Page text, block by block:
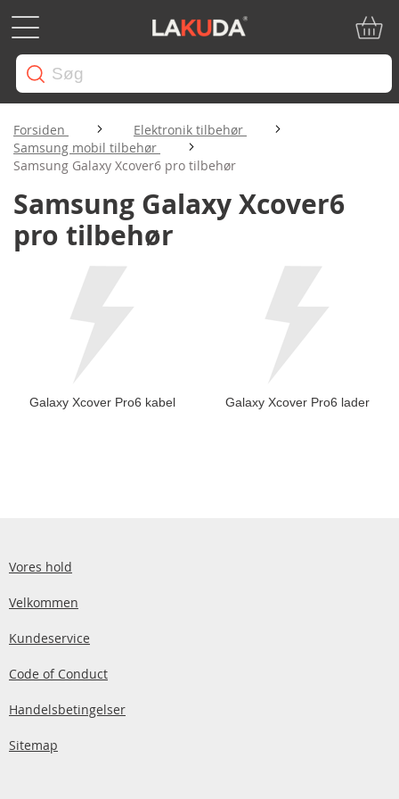
Forsiden
Elektronik tilbehør
Samsung mobil tilbehør
Samsung Galaxy Xcover6 pro tilbehør
Samsung Galaxy Xcover6
pro tilbehør
Galaxy Xcover Pro6 kabel Galaxy Xcover Pro6 lader
Vores hold
Velkommen
Kundeservice
Code of Conduct
Handelsbetingelser
Sitemap